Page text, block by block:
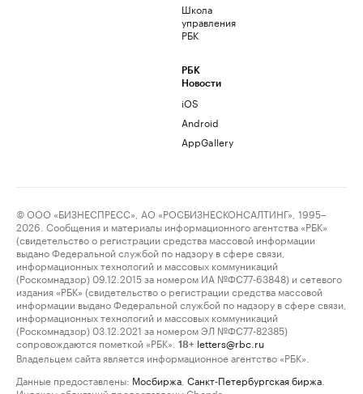
Школа
управления
РБК
РБК
Новости
iOS
Android
AppGallery
© ООО «БИЗНЕСПРЕСС», АО «РОСБИЗНЕСКОНСАЛТИНГ», 1995–
2026. Сообщения и материалы информационного агентства «РБК»
(свидетельство о регистрации средства массовой информации
выдано Федеральной службой по надзору в сфере связи,
информационных технологий и массовых коммуникаций
(Роскомнадзор) 09.12.2015 за номером ИА №ФС77-63848) и сетевого
издания «РБК» (свидетельство о регистрации средства массовой
информации выдано Федеральной службой по надзору в сфере связи,
информационных технологий и массовых коммуникаций
(Роскомнадзор) 03.12.2021 за номером ЭЛ №ФС77-82385)
сопровождаются пометкой «РБК».
18+ letters@rbc.ru
Владельцем сайта является информационное агентство «РБК».
Данные предоставлены: Мосбиржа Санкт-Петербургская биржа